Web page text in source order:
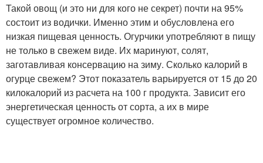
Такой овощ (и это ни для кого не секрет) почти на 95%
состоит из водички. Именно этим и обусловлена его
низкая пищевая ценность. Огурчики употребляют в пищу
не только в свежем виде. Их маринуют, солят,
заготавливая консервацию на зиму. Сколько калорий в
огурце свежем? Этот показатель варьируется от 15 до 20
килокалорий из расчета на 100 г продукта. Зависит его
энергетическая ценность от сорта, а их в мире
существует огромное количество.